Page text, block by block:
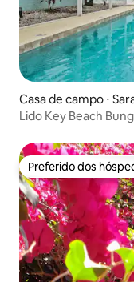
Casa de campo ⋅
Lido Key Beach
Preferido dos
Preferido dos